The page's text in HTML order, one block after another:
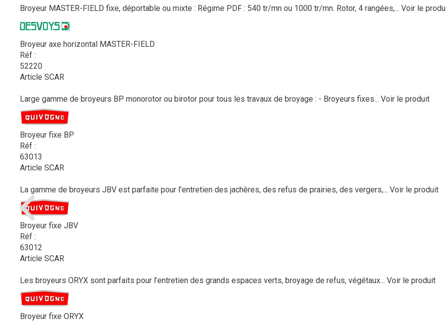
Broyeur MASTER-FIELD fixe, déportable ou mixte : Régime PDF : 540 tr/mn ou 1000 tr/mn. Rotor, 4 rangées,... Voir le
Broyeur axe horizontal MASTER-FIELD
Réf :
52220
Article SCAR
Large gamme de broyeurs BP monorotor ou birotor pour tous les travaux de broyage : - Broyeurs fixes... Voir le produit
Broyeur fixe BP
Réf :
63013
Article SCAR
La gamme de broyeurs JBV est parfaite pour l’entretien des jachères, des refus de prairies, des vergers,... Voir le produit
Broyeur fixe JBV
Réf :
63012
Article SCAR
Les broyeurs ORYX sont parfaits pour l’entretien des grands espaces verts, broyage de refus, végétaux... Voir le produit
Broyeur fixe ORYX